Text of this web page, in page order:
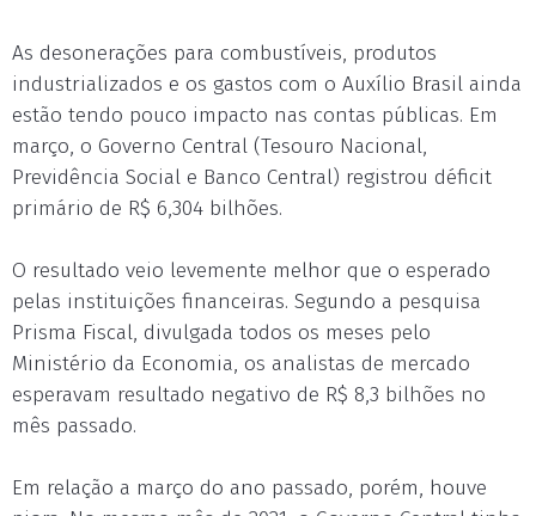
As desonerações para combustíveis, produtos
industrializados e os gastos com o Auxílio Brasil ainda
estão tendo pouco impacto nas contas públicas. Em
março, o Governo Central (Tesouro Nacional,
Previdência Social e Banco Central) registrou déficit
primário de R$ 6,304 bilhões.
O resultado veio levemente melhor que o esperado
pelas instituições financeiras. Segundo a pesquisa
Prisma Fiscal, divulgada todos os meses pelo
Ministério da Economia, os analistas de mercado
esperavam resultado negativo de R$ 8,3 bilhões no
mês passado.
Em relação a março do ano passado, porém, houve